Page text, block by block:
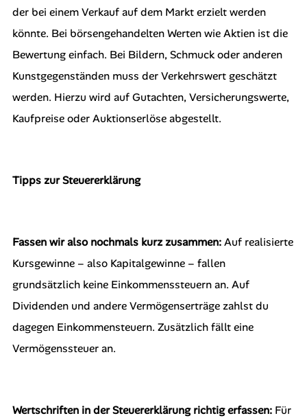
der bei einem Verkauf auf dem Markt erzielt werden
könnte. Bei börsengehandelten Werten wie Aktien ist die
Bewertung einfach. Bei Bildern, Schmuck oder anderen
Kunstgegenständen muss der Verkehrswert geschätzt
werden. Hierzu wird auf Gutachten, Versicherungswerte,
Kaufpreise oder Auktionserlöse abgestellt.
Tipps zur Steuererklärung
Fassen wir also nochmals kurz zusammen:Auf realisierte
Kursgewinne – also Kapitalgewinne – fallen
grundsätzlich keine Einkommenssteuern an. Auf
Dividenden und andere Vermögenserträge zahlst du
dagegen Einkommensteuern. Zusätzlich fällt eine
Vermögenssteuer an.
Wertschriften in der Steuererklärung richtig erfassen: Für